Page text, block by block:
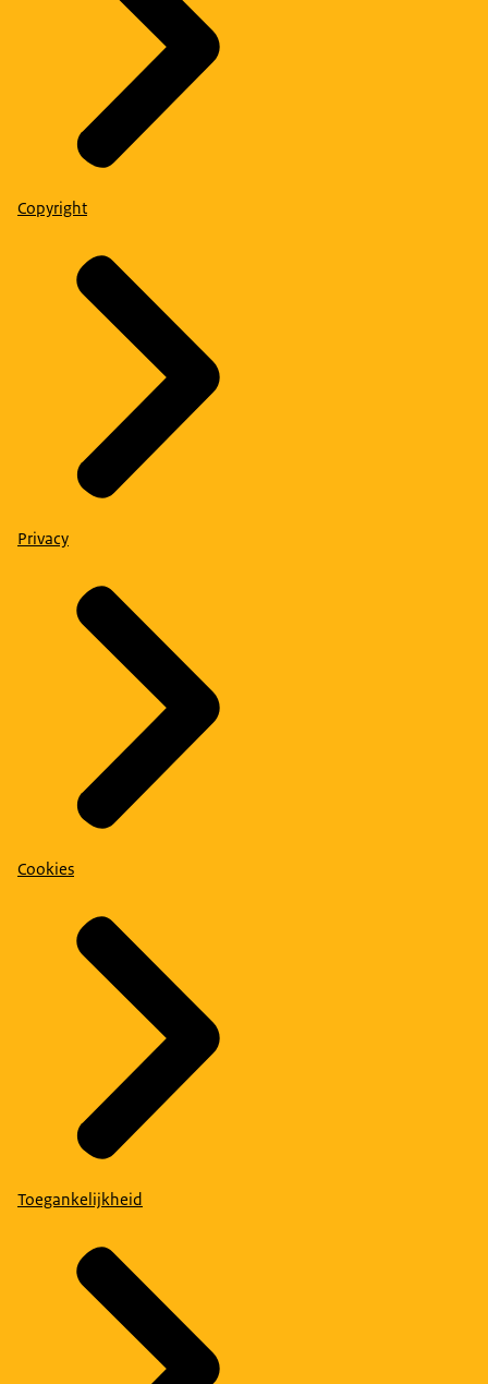
Copyright
Privacy
Cookies
Toegankelijkheid